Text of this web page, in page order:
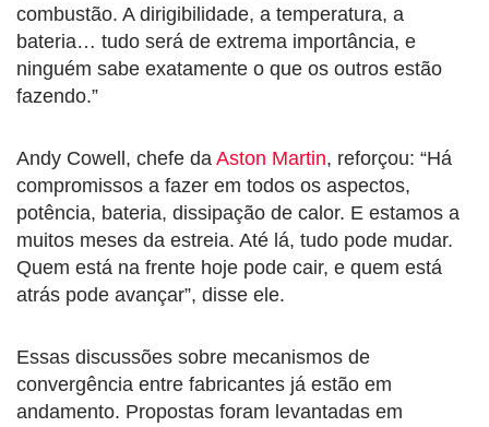
combustão. A dirigibilidade, a temperatura, a
bateria… tudo será de extrema importância, e
ninguém sabe exatamente o que os outros estão
fazendo.”
Andy Cowell, chefe da Aston Martin, reforçou: “Há
compromissos a fazer em todos os aspectos,
potência, bateria, dissipação de calor. E estamos a
muitos meses da estreia. Até lá, tudo pode mudar.
Quem está na frente hoje pode cair, e quem está
atrás pode avançar”, disse ele.
Essas discussões sobre mecanismos de
convergência entre fabricantes já estão em
andamento. Propostas foram levantadas em